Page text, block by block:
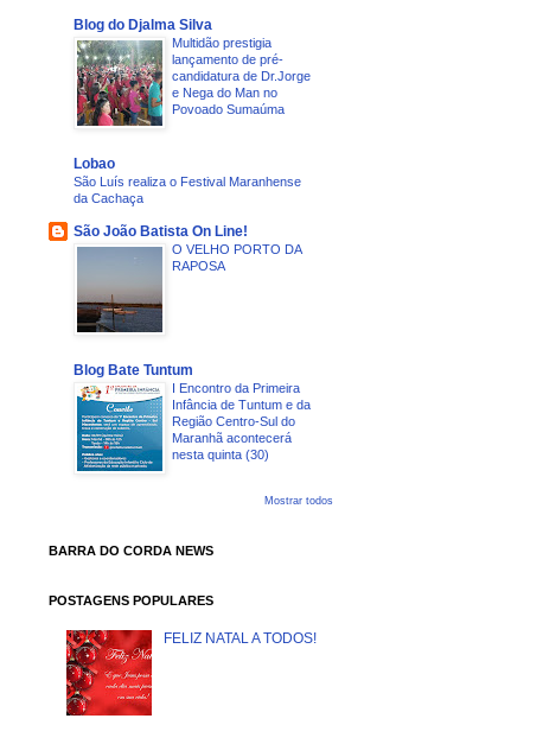
Blog do Djalma Silva
Multidão prestigia
lançamento de pré-
candidatura de Dr.Jorge
e Nega do Man no
Povoado Sumaúma
Lobao
São Luís realiza o Festival Maranhense
da Cachaça
São João Batista On Line!
O VELHO PORTO DA
RAPOSA
Blog Bate Tuntum
I Encontro da Primeira
Infância de Tuntum e da
Região Centro-Sul do
Maranhã acontecerá
nesta quinta (30)
Mostrar todos
BARRA DO CORDA NEWS
POSTAGENS POPULARES
FELIZ NATAL A TODOS!